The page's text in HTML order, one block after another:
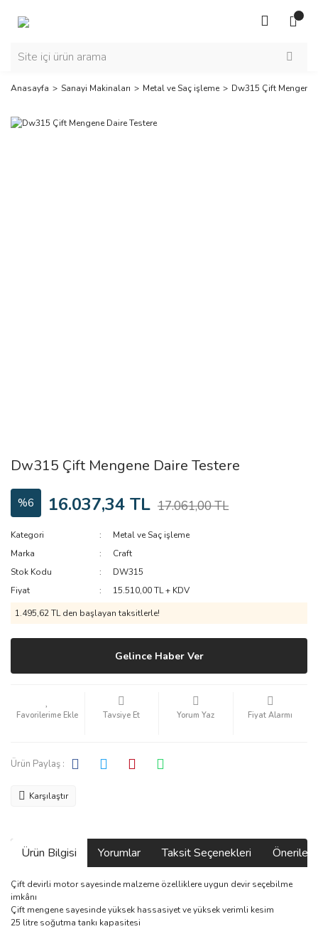
Anasayfa Sanayi Makinaları Metal ve Saç işleme Dw315 Çift Mengene
Dw315 Çift Mengene Daire Testere
%6 16.037,34 TL 17.061,00 TL
Kategori
Metal ve Saç işleme
Marka
Craft
Stok Kodu
DW315
Fiyat
15.510,00 TL + KDV
1.495,62 TL den başlayan taksitlerle!
Gelince Haber Ver
Tavsiye Et Yorum Yaz Fiyat Alarmı
Ürün Paylaş :
Karşılaştır
Ürün Bilgisi Yorumlar Taksit Seçenekleri
Çift devirli motor sayesinde malzeme özelliklere uygun devir seçebilme
imkânı
Çift mengene sayesinde yüksek hassasiyet ve yüksek verimli kesim
25 litre soğutma tankı kapasitesi